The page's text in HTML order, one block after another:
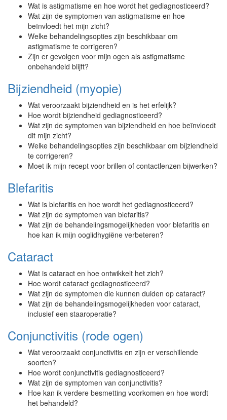
Wat is astigmatisme en hoe wordt het gediagnosticeerd?
Wat zijn de symptomen van astigmatisme en hoe
beïnvloedt het mijn zicht?
Welke behandelingsopties zijn beschikbaar om
astigmatisme te corrigeren?
Zijn er gevolgen voor mijn ogen als astigmatisme
onbehandeld blijft?
Bijziendheid (myopie)
Wat veroorzaakt bijziendheid en is het erfelijk?
Hoe wordt bijziendheid gediagnosticeerd?
Wat zijn de symptomen van bijziendheid en hoe beïnvloedt
dit mijn zicht?
Welke behandelingsopties zijn beschikbaar om bijziendheid
te corrigeren?
Moet ik mijn recept voor brillen of contactlenzen bijwerken?
Blefaritis
Wat is blefaritis en hoe wordt het gediagnosticeerd?
Wat zijn de symptomen van blefaritis?
Wat zijn de behandelingsmogelijkheden voor blefaritis en
hoe kan ik mijn ooglidhygiëne verbeteren?
Cataract
Wat is cataract en hoe ontwikkelt het zich?
Hoe wordt cataract gediagnosticeerd?
Wat zijn de symptomen die kunnen duiden op cataract?
Wat zijn de behandelingsmogelijkheden voor cataract,
inclusief een staaroperatie?
Conjunctivitis (rode ogen)
Wat veroorzaakt conjunctivitis en zijn er verschillende
soorten?
Hoe wordt conjunctivitis gediagnosticeerd?
Wat zijn de symptomen van conjunctivitis?
Hoe kan ik verdere besmetting voorkomen en hoe wordt
het behandeld?